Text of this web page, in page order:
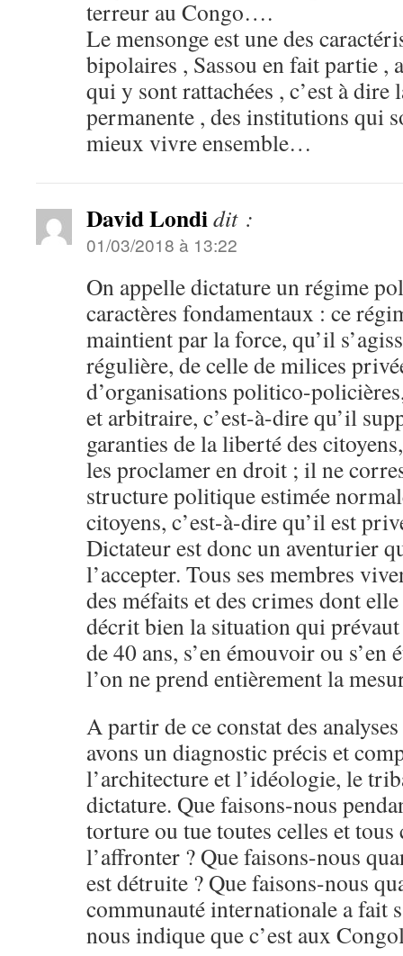
terreur au Congo….
Le mensonge est une des
bipolaires , Sassou en fait partie ,
qui y sont rattachées , c’est à dire
permanente , des institutions qui
mieux vivre ensemble…
David Londidit :
01/03/2018 à 13:22
On appelle dictature un régime
caractères fondamentaux : ce
maintient par la force, qu’il
régulière, de celle de milices
d’organisations politico-
et arbitraire, c’est-à-dire qu’il
garanties de la liberté des
les proclamer en droit ; il ne
structure politique estimée
citoyens, c’est-à-dire qu’il est
Dictateur est donc un aventurier
l’accepter. Tous ses membres
des méfaits et des crimes dont
décrit bien la situation qui
de 40 ans, s’en émouvoir ou s’en
l’on ne prend entièrement la
A partir de ce constat des
avons un diagnostic précis et
l’architecture et l’idéologie, le
dictature. Que faisons-nous
torture ou tue toutes celles et
l’affronter ? Que faisons-nous
est détruite ? Que faisons-nous
communauté internationale a fait
nous indique que c’est aux